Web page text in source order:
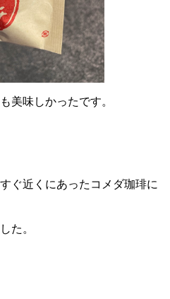
美味しかったです。
ぐ近くにあったコメダ珈琲に
た。